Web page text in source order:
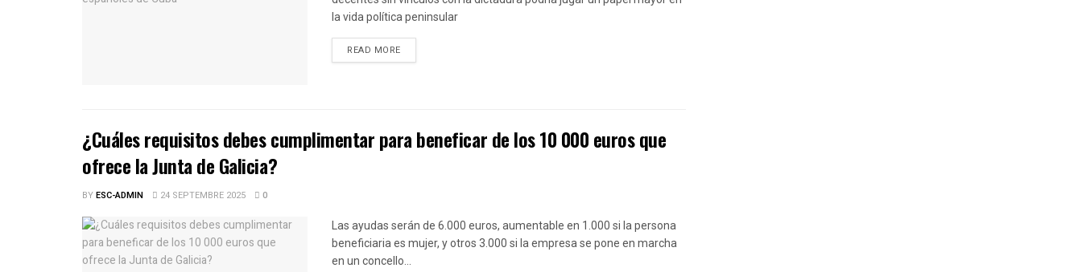
la vida política peninsular
READ MOREDETAILS
¿Cuáles requisitos debes cumplimentar para beneficar de los 10 000 euros que
ofrece la Junta de Galicia?
BYESC-ADMIN 24 SEPTEMBRE 2025 0
Las ayudas serán de 6.000 euros, aumentable en 1.000 si la persona
beneficiaria es mujer, y otros 3.000 si la empresa se pone en marcha
en un concello...